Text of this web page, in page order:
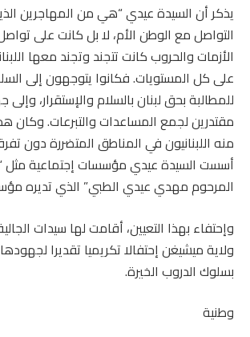
يذكر أن السيدة عيدي “هي من المهاجرين
التواصل مع الوطن الأم، لا بل كانت على
الأزمات والحروب كانت تتجند وتجند معها
على كل المستويات. فكانوا يتوجهون إلى
للمطالبة بحق لبنان بالسلام والإستقرار،
مقتدرين لجمع المساعدات والتبرعات. وكان
منه اللبنانيون في المناطق المتضررة دون
أسست السيدة عيدي مؤسسات إجتماعية مثل
المرحوم مهدي عيدي الطبي” الذي تديره
وإحتفاء بهذا التعيين، أقامت لها سيدات
ولاية ميشيغن إحتفالا تكريميا تقديرا
بسلوك الدروب الخيرة.
وطنية